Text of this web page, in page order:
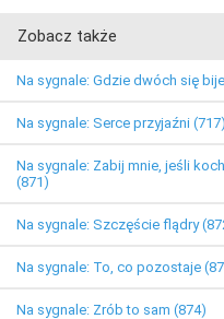
Zobacz także
Na sygnale: Gdzie dwóch się
Na sygnale: Serce przyjaźni (717)
Na sygnale: Zabij mnie, jeśli
(871)
Na sygnale: Szczęście flądry
Na sygnale: To, co pozostaje
Na sygnale: Zrób to sam (874)